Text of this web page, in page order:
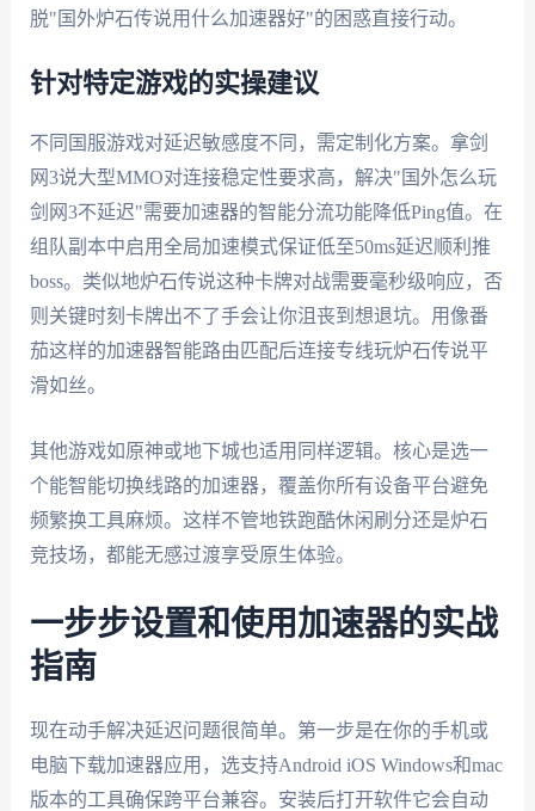
脱"国外炉石传说用什么加速器好"的困惑直接行动。
针对特定游戏的实操建议
不同国服游戏对延迟敏感度不同，需定制化方案。拿剑
网3说大型MMO对连接稳定性要求高，解决"国外怎么玩
剑网3不延迟"需要加速器的智能分流功能降低Ping值。在
组队副本中启用全局加速模式保证低至50ms延迟顺利推
boss。类似地炉石传说这种卡牌对战需要毫秒级响应，否
则关键时刻卡牌出不了手会让你沮丧到想退坑。用像番
茄这样的加速器智能路由匹配后连接专线玩炉石传说平
滑如丝。
其他游戏如原神或地下城也适用同样逻辑。核心是选一
个能智能切换线路的加速器，覆盖你所有设备平台避免
频繁换工具麻烦。这样不管地铁跑酷休闲刷分还是炉石
竞技场，都能无感过渡享受原生体验。
一步步设置和使用加速器的实战
指南
现在动手解决延迟问题很简单。第一步是在你的手机或
电脑下载加速器应用，选支持Android iOS Windows和mac
版本的工具确保跨平台兼容。安装后打开软件它会自动